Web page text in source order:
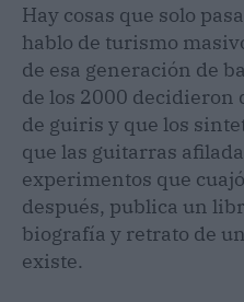
Hay cosas que solo
hablo de turismo
de esa generación de
de los 2000 decidieron
de guiris y que los
que las guitarras
experimentos que
después, publica un
biografía y retrato de
existe.